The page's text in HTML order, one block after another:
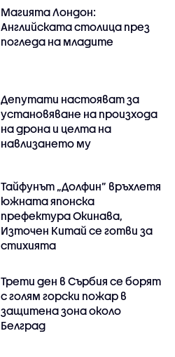
Магията Лондон:
Английската столица през
погледа на младите
Депутати настояват за
установяване на произхода
на дрона и целта на
навлизането му
Тайфунът „Долфин” връхлетя
южната японска
префектура Окинава,
Източен Китай се готви за
стихията
Трети ден в Сърбия се борят
с голям горски пожар в
защитена зона около
Белград